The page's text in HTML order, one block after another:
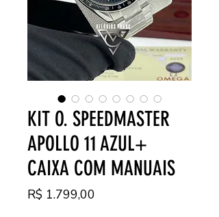
KIT O. SPEEDMASTER
APOLLO 11 AZUL+
CAIXA COM MANUAIS
R$ 1.799,00